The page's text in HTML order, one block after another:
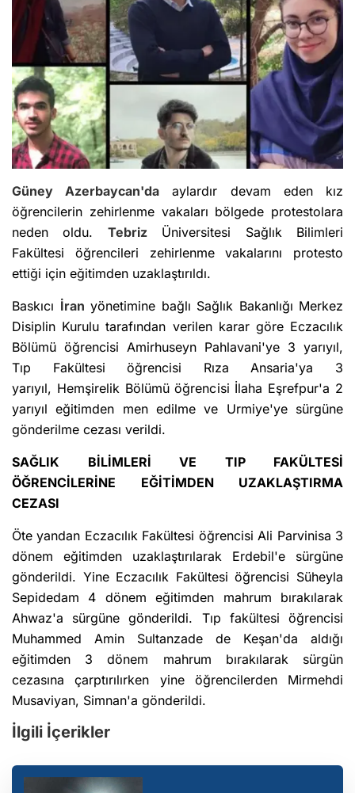
Güney Azerbaycan'da aylardır devam eden kız
öğrencilerin zehirlenme vakaları bölgede protestolara
neden oldu. TebrizÜniversitesi Sağlık Bilimleri
Fakültesi öğrencileri zehirlenme vakalarını protesto
ettiği için eğitimden uzaklaştırıldı.
Baskıcı İran yönetimine bağlı Sağlık Bakanlığı Merkez
Disiplin Kurulu tarafından verilen karar göre Eczacılık
Bölümü öğrencisi Amirhuseyn Pahlavani'ye 3 yarıyıl,
Tıp Fakültesi öğrencisi Rıza Ansaria'ya 3
yarıyıl, Hemşirelik Bölümü öğrencisi İlaha Eşrefpur'a 2
yarıyıl eğitimden men edilme ve Urmiye'ye sürgüne
gönderilme cezası verildi.
SAĞLIK BİLİMLERİ VE TIP FAKÜLTESİ
ÖĞRENCİLERİNE EĞİTİMDEN UZAKLAŞTIRMA
CEZASI
Öte yandan Eczacılık Fakültesi öğrencisi Ali Parvinisa 3
dönem eğitimden uzaklaştırılarak Erdebil'e sürgüne
gönderildi. Yine Eczacılık Fakültesi öğrencisi Süheyla
Sepidedam 4 dönem eğitimden mahrum bırakılarak
Ahwaz'a sürgüne gönderildi. Tıp fakültesi öğrencisi
Muhammed Amin Sultanzade de Keşan'da aldığı
eğitimden 3 dönem mahrum bırakılarak sürgün
cezasına çarptırılırken yine öğrencilerden Mirmehdi
Musaviyan, Simnan'a gönderildi.
İlgili İçerikler